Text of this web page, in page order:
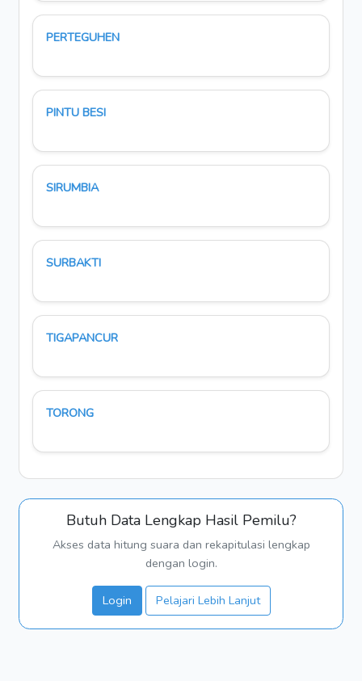
PERTEGUHEN
PINTU BESI
SIRUMBIA
SURBAKTI
TIGAPANCUR
TORONG
Butuh Data Lengkap Hasil Pemilu?
Akses data hitung suara dan rekapitulasi lengkap
dengan login.
Login Pelajari Lebih Lanjut